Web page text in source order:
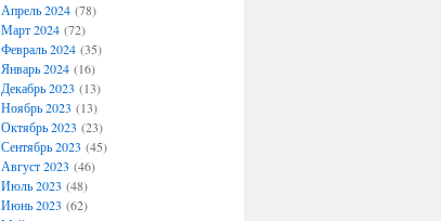
Апрель 2024(78)
Март 2024(72)
Февраль 2024(35)
Январь 2024(16)
Декабрь 2023 (13)
Ноябрь 2023 (13)
Октябрь 2023 (23)
Сентябрь 2023 (45)
Август 2023 (46)
Июль 2023 (48)
Июнь 2023 (62)